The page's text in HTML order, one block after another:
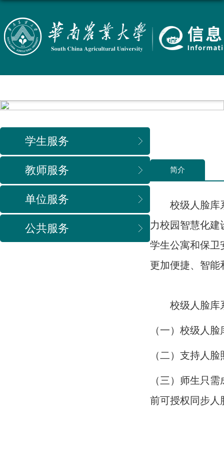
学生服务
教师服务
单位服务
公共服务
简介
校级人脸库系
力校园智慧化建
学生公寓和保卫
更加便捷、智能
校级人脸库
（一）校级人
（二）支持人
（三）师生只
前可授权同步人